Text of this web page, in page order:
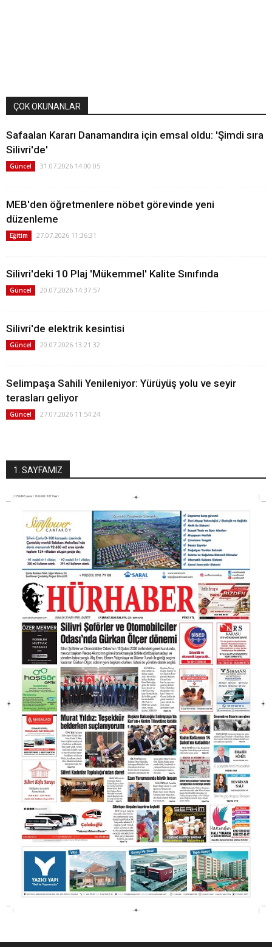
ÇOK OKUNANLAR
Safaalan Kararı Danamandıra için emsal oldu: 'Şimdi sıra
Silivri'de'
Güncel 31.07.2026 14:00:05
MEB'den öğretmenlere nöbet görevinde yeni
düzenleme
Eğitim 27.07.2026 11:36:31
Silivri'deki 10 Plaj 'Mükemmel' Kalite Sınıfında
Güncel 20.07.2026 14:37:57
Silivri'de elektrik kesintisi
Güncel 20.07.2026 13:21:32
Selimpaşa Sahili Yenileniyor: Yürüyüş yolu ve seyir
terasları geliyor
Güncel 27.07.2026 11:54:24
1. SAYFAMIZ